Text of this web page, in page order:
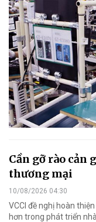
Cần gỡ rào cản
thương mại
10/08/2026 04:30
VCCI đề nghị hoàn
hơn trong phát triển